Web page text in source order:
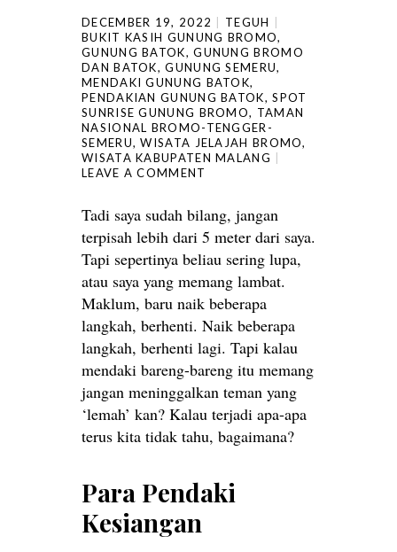
DECEMBER 19, 2022
TEGUH
BUKIT KASIH GUNUNG BROMO,
GUNUNG BATOK,GUNUNG BROMO
DAN BATOK,GUNUNG SEMERU,
MENDAKI GUNUNG BATOK,
PENDAKIAN GUNUNG BATOK,SPOT
SUNRISE GUNUNG BROMO, TAMAN
NASIONAL BROMO-TENGGER-
SEMERU,WISATA JELAJAH BROMO,
WISATA KABUPATEN MALANG
LEAVE A COMMENT
Tadi saya sudah bilang, jangan
terpisah lebih dari 5 meter dari saya.
Tapi sepertinya beliau sering lupa,
atau saya yang memang lambat.
Maklum, baru naik beberapa
langkah, berhenti. Naik beberapa
langkah, berhenti lagi. Tapi kalau
mendaki bareng-bareng itu memang
jangan meninggalkan teman yang
‘lemah’ kan? Kalau terjadi apa-apa
terus kita tidak tahu, bagaimana?
Para Pendaki
Kesiangan